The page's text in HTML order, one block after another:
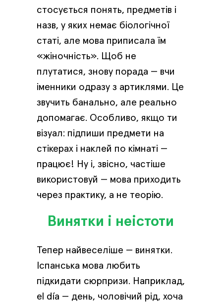
Винятки і неістоти
Тепер найвеселіше — винятки.
Іспанська мова любить
підкидати сюрпризи. Наприклад,
el día — день, чоловічий рід, хоча
стосується понять, предметів і
назв, у яких немає біологічної
статі, але мова приписала їм
«жіночність». Щоб не
плутатися, знову порада — вчи
іменники одразу з артиклями. Це
звучить банально, але реально
допомагає. Особливо, якщо ти
візуал: підпиши предмети на
стікерах і наклей по кімнаті —
працює! Ну і, звісно, частіше
використовуй — мова приходить
через практику, а не теорію.